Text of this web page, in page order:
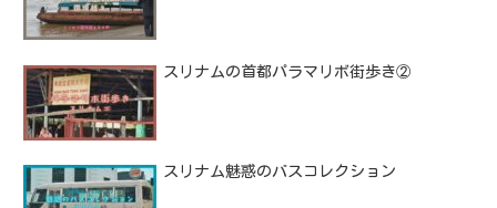
スリナムの首都パラマリボ街歩き②
スリナム魅惑のバスコレクション